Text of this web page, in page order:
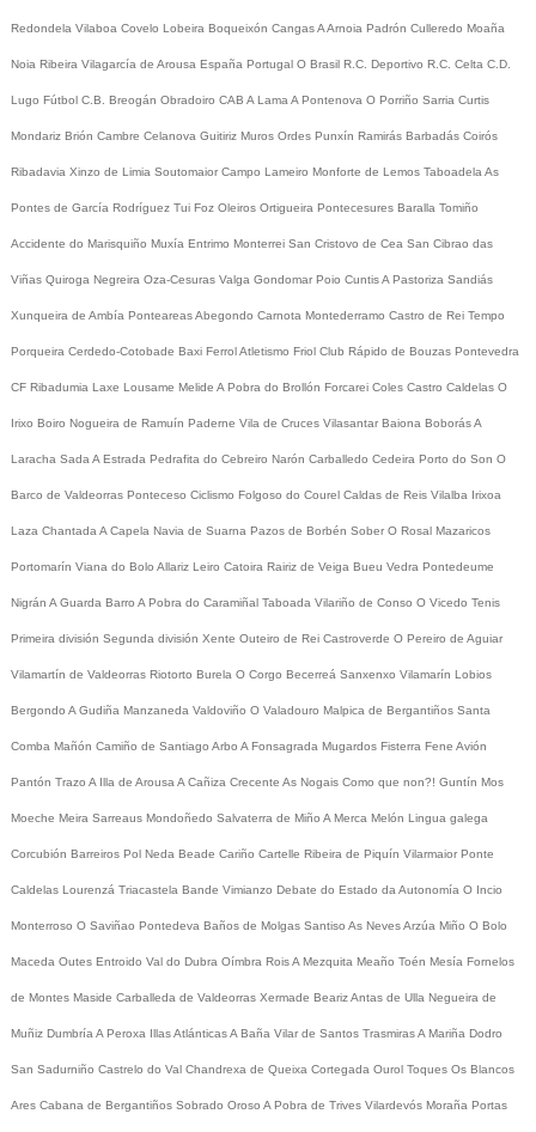
Redondela Vilaboa Covelo Lobeira Boqueixón CangasA Arnoia Padrón Culleredo Moaña
Noia Ribeira Vilagarcía de Arousa España Portugal O Brasil R.C. Deportivo R.C. Celta C.D.
Lugo Fútbol C.B. Breogán Obradoiro CAB A Lama A Pontenova O Porriño Sarria Curtis
Mondariz Brión Cambre Celanova Guitiriz Muros Ordes Punxín Ramirás Barbadás Coirós
Ribadavia Xinzo de Limia Soutomaior Campo Lameiro Monforte de Lemos Taboadela As
Pontes de García Rodríguez Tui Foz Oleiros Ortigueira Pontecesures Baralla Tomiño
Accidente do Marisquiño Muxía Entrimo Monterrei San Cristovo de Cea San Cibrao das
Viñas Quiroga Negreira Oza-Cesuras Valga Gondomar Poio CuntisA Pastoriza Sandiás
Xunqueira de Ambía PonteareasAbegondo Carnota Montederramo Castro de Rei Tempo
Porqueira Cerdedo-Cotobade Baxi FerrolAtletismo Friol Club Rápido de Bouzas Pontevedra
CF Ribadumia Laxe Lousame Melide A Pobra do Brollón Forcarei Coles Castro Caldelas O
Irixo Boiro Nogueira de Ramuín Paderne Vila de Cruces Vilasantar Baiona BoborásA
Laracha Sada A Estrada Pedrafita do Cebreiro Narón Carballedo Cedeira Porto do Son O
Barco de Valdeorras Ponteceso Ciclismo Folgoso do Courel Caldas de Reis Vilalba Irixoa
Laza Chantada A Capela Navia de Suarna Pazos de Borbén Sober O Rosal Mazaricos
Portomarín Viana do Bolo Allariz Leiro Catoira Rairiz de Veiga Bueu Vedra Pontedeume
Nigrán A Guarda Barro A Pobra do Caramiñal Taboada Vilariño de Conso O Vicedo Tenis
Primeira división Segunda división Xente Outeiro de Rei Castroverde O Pereiro de Aguiar
Vilamartín de Valdeorras Riotorto Burela O Corgo Becerreá Sanxenxo Vilamarín Lobios
Bergondo A Gudiña Manzaneda Valdoviño O Valadouro Malpica de Bergantiños Santa
Comba Mañón Camiño de Santiago Arbo A Fonsagrada Mugardos Fisterra Fene Avión
Pantón Trazo A Illa de Arousa A Cañiza Crecente As Nogais Como que non?! Guntín Mos
Moeche Meira Sarreaus Mondoñedo Salvaterra de Miño A Merca Melón Lingua galega
Corcubión Barreiros Pol Neda Beade Cariño Cartelle Ribeira de Piquín Vilarmaior Ponte
Caldelas Lourenzá Triacastela Bande Vimianzo Debate do Estado da Autonomía O Incio
Monterroso O Saviñao Pontedeva Baños de Molgas Santiso As NevesArzúa Miño O Bolo
Maceda Outes Entroido Val do Dubra Oímbra RoisA Mezquita Meaño Toén Mesía Fornelos
de Montes Maside Carballeda de Valdeorras Xermade BearizAntas de Ulla Negueira de
Muñiz Dumbría A Peroxa Illas AtlánticasA Baña Vilar de Santos TrasmirasA Mariña Dodro
San Sadurniño Castrelo do Val Chandrexa de Queixa Cortegada Ourol Toques Os Blancos
Ares Cabana de Bergantiños Sobrado Oroso A Pobra de Trives Vilardevós Moraña Portas